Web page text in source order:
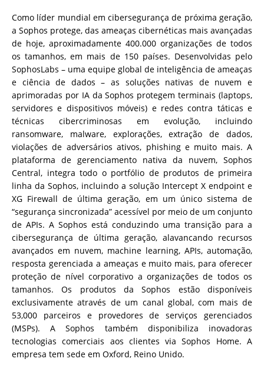
Como líder mundial em cibersegurança de próxima geração,
a Sophos protege, das ameaças cibernéticas mais avançadas
de hoje, aproximadamente 400.000 organizações de todos
os tamanhos, em mais de 150 países. Desenvolvidas pelo
SophosLabs – uma equipe global de inteligência de ameaças
e ciência de dados – as soluções nativas de nuvem e
aprimoradas por IA da Sophos protegem terminais (laptops,
servidores e dispositivos móveis) e redes contra táticas e
técnicas cibercriminosas em evolução, incluindo
ransomware, malware, explorações, extração de dados,
violações de adversários ativos, phishing e muito mais. A
plataforma de gerenciamento nativa da nuvem, Sophos
Central, integra todo o portfólio de produtos de primeira
linha da Sophos, incluindo a solução Intercept X endpoint e
XG Firewall de última geração, em um único sistema de
“segurança sincronizada” acessível por meio de um conjunto
de APIs. A Sophos está conduzindo uma transição para a
cibersegurança de última geração, alavancando recursos
avançados em nuvem, machine learning, APIs, automação,
resposta gerenciada a ameaças e muito mais, para oferecer
proteção de nível corporativo a organizações de todos os
tamanhos. Os produtos da Sophos estão disponíveis
exclusivamente através de um canal global, com mais de
53,000 parceiros e provedores de serviços gerenciados
(MSPs). A Sophos também disponibiliza inovadoras
tecnologias comerciais aos clientes via Sophos Home. A
empresa tem sede em Oxford, Reino Unido.